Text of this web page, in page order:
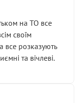
на ТО все
своїм
розказують
та вічлеві.